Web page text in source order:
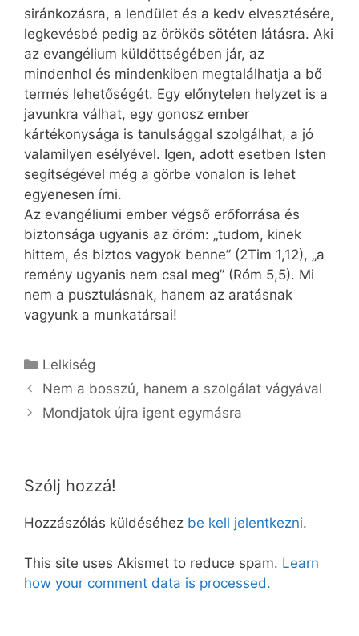
siránkozásra, a lendület és a kedv elvesztésére,
legkevésbé pedig az örökös sötéten látásra. Aki
az evangélium küldöttségében jár, az
mindenhol és mindenkiben megtalálhatja a bő
termés lehetőségét. Egy előnytelen helyzet is a
javunkra válhat, egy gonosz ember
kártékonysága is tanulsággal szolgálhat, a jó
valamilyen esélyével. Igen, adott esetben Isten
segítségével még a görbe vonalon is lehet
egyenesen írni.
Az evangéliumi ember végső erőforrása és
biztonsága ugyanis az öröm: „tudom, kinek
hittem, és biztos vagyok benne” (2Tim 1,12), „a
remény ugyanis nem csal meg” (Róm 5,5). Mi
nem a pusztulásnak, hanem az aratásnak
vagyunk a munkatársai!
Kategória
Lelkiség
Nem a bosszú, hanem a szolgálat vágyával
Mondjatok újra igent egymásra
Szólj hozzá!
Hozzászólás küldéséhez be kell jelentkezni.
This site uses Akismet to reduce spam. Learn
how your comment data is processed.